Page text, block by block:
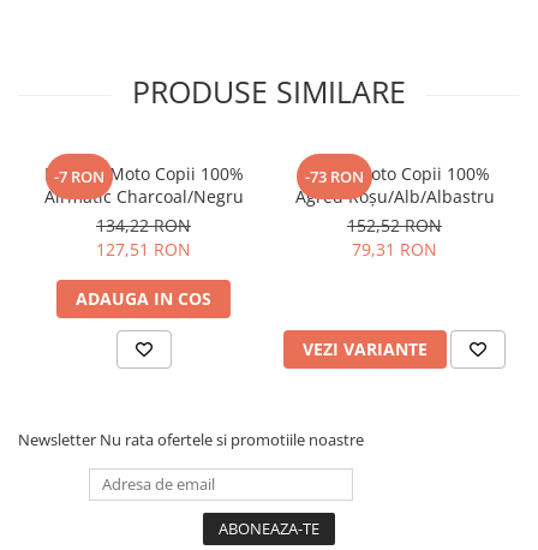
PRODUSE SIMILARE
-7 RON
Mănuși Moto Copii 100%
Airmatic Charcoal/Negru
134,22 RON
127,51 RON
ADAUGA IN COS
-73 RON
Tricou Moto Copii 100%
Agred Roșu/Alb/Albastru
152,52 RON
79,31 RON
VEZI VARIANTE
Newsletter Nu rata ofertele si promotiile noastre